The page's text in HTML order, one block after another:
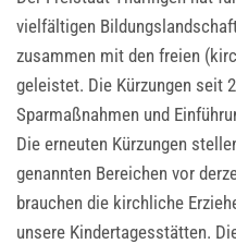
vielfältigen
zusammen mit den freien
geleistet. Die Kürzungen seit
Sparmaßnahmen und
Die erneuten Kürzungen
genannten Bereichen vor
brauchen die kirchliche
unsere Kindertagesstätten.